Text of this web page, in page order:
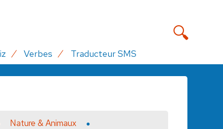
Verbes Traducteur SMS
Nature & Animaux